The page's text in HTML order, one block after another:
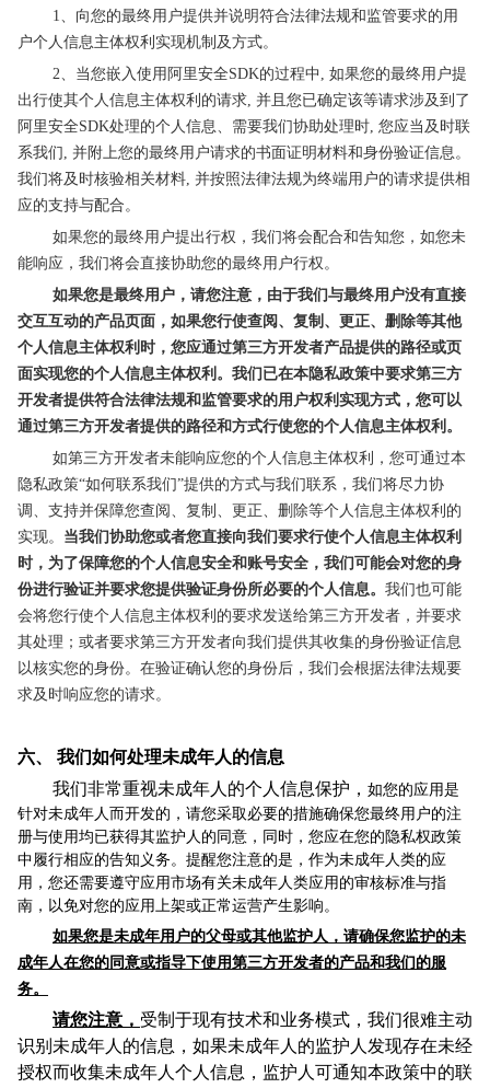
1、向您的最终用户提供并说明符合法律法规和监管要求的用
户个人信息主体权利实现机制及方式。
2、当您嵌入使用阿里安全SDK的过程中, 如果您的最终用户提
出行使其个人信息主体权利的请求, 并且您已确定该等请求涉及到了
阿里安全SDK处理的个人信息、需要我们协助处理时, 您应当及时联
系我们, 并附上您的最终用户请求的书面证明材料和身份验证信息。
我们将及时核验相关材料, 并按照法律法规为终端用户的请求提供相
应的支持与配合。
如果您的最终用户提出行权，我们将会配合和告知您，如您未
能响应，我们将会直接协助您的最终用户行权。
如果您是最终用户，请您注意，由于我们与最终用户没有直接
交互互动的产品页面，如果您行使查阅、复制、更正、删除等其他
个人信息主体权利时，您应通过第三方开发者产品提供的路径或页
面实现您的个人信息主体权利。我们已在本隐私政策中要求第三方
开发者提供符合法律法规和监管要求的用户权利实现方式 ，您可以
通过第三方开发者提供的路径和方式行使您的个人信息主体权利。
如第三方开发者未能响应您的个人信息主体权利，您可通过本
隐私政策“如何联系我们”提供的方式与我们联系，我们将尽力协
调、支持并保障您查阅、复制、更正、删除等个人信息主体权利的
实现。 当我们协助您或者您直接向我们要求行使个人信息主体权利
时，为了保障您的个人信息安全和账号安全，我们可能会对您的身
份进行验证并要求您提供验证身份所必要的个人信息。 我们也可能
会将您行使个人信息主体权利的要求发送给第三方开发者，并要求
其处理；或者要求第三方开发者向我们提供其收集的身份验证信息
以核实您的身份。在验证确认您的身份后，我们会根据法律法规要
求及时响应您的请求。
六、
我们如何处理未成年人的信息
我们非常重视未成年人的个人信息保护， 如您的应用是
针对未成年人而开发的，请您采取必要的措施确保您最终用户的注
册与使用均已获得其监护人的同意，同时，您应在您的隐私权政策
中履行相应的告知义务。提醒您注意的是，作为未成年人类的应
用，您还需要遵守应用市场有关未成年人类应用的审核标准与指
南，以免对您的应用上架或正常运营产生影响。
如果您是未成年用户的父母或其他监护人，请确保您监护的未
成年人在您的同意或指导下使用第三方开发者的产品和我们的服
务。
请您注意， 受制于现有技术和业务模式，我们很难主动
识别未成年人的信息，如果未成年人的监护人发现存在未经
授权而收集未成年人个人信息，监护人可通知本政策中的联